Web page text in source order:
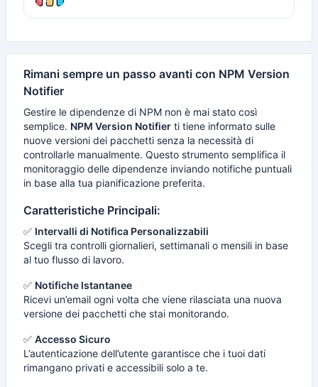
Rimani sempre un passo avanti con NPM Version
Notifier
Gestire le dipendenze di NPM non è mai stato così
semplice. NPM Version Notifier ti tiene informato sulle
nuove versioni dei pacchetti senza la necessità di
controllarle manualmente. Questo strumento semplifica il
monitoraggio delle dipendenze inviando notifiche puntuali
in base alla tua pianificazione preferita.
Caratteristiche Principali:
✅ Intervalli di Notifica Personalizzabili
Scegli tra controlli giornalieri, settimanali o mensili in base
al tuo flusso di lavoro.
✅ Notifiche Istantanee
Ricevi un’email ogni volta che viene rilasciata una nuova
versione dei pacchetti che stai monitorando.
✅ Accesso Sicuro
L’autenticazione dell’utente garantisce che i tuoi dati
rimangano privati e accessibili solo a te.